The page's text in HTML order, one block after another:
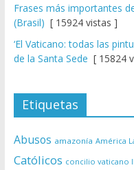
Frases más importantes
(Brasil) [ 15924 vistas ]
‘El Vaticano: todas las
de la Santa Sede [ 15824
Etiquetas
Abusos amazonía América
Católicos concilio vaticano II